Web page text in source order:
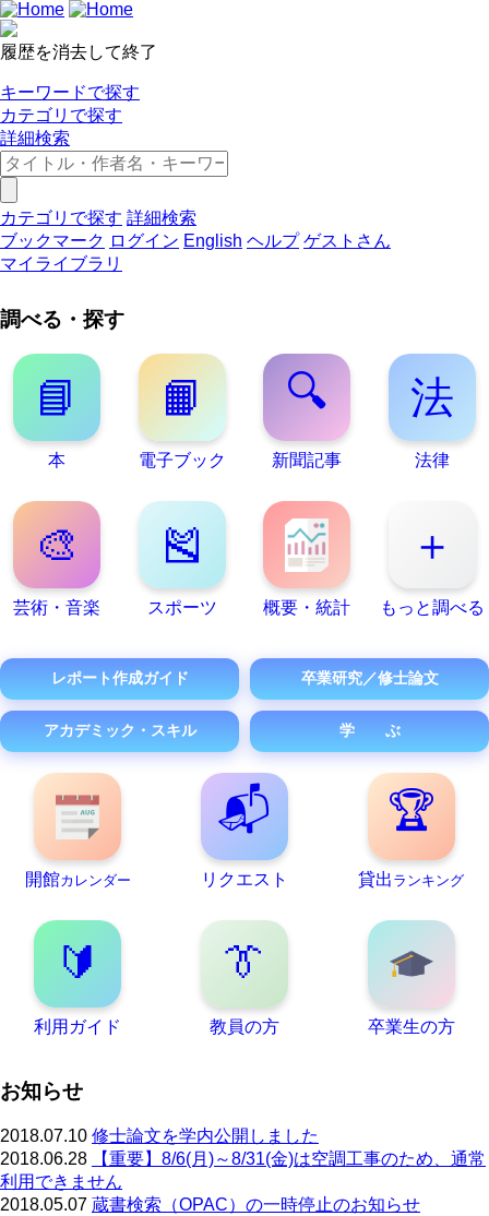
履歴を消去して終了
キーワードで探す
カテゴリで探す
詳細検索
カテゴリで探す 詳細検索
ブックマーク ログイン English ヘルプ ゲストさん
マイライブラリ
調べる・探す
📘
本
📙
電子ブック
🔍
新聞記事
法
法律
🎨
芸術・音楽
🎽
スポーツ 概要・統計
＋
もっと調べる
レポート作成ガイド 卒業研究／修士論文
アカデミック・スキル 学 ぶ
開館カレンダー
📬
リクエスト
🏆
貸出 ランキング
🔰
利用ガイド
👔
教員の方 卒業生の方
お知らせ
2018.07.10 修士論文を学内公開しました
2018.06.28
【重要】8/6(月)～8/31(金)は空調工事のため、通常
利用できません
2018.05.07 蔵書検索（OPAC）の一時停止のお知らせ